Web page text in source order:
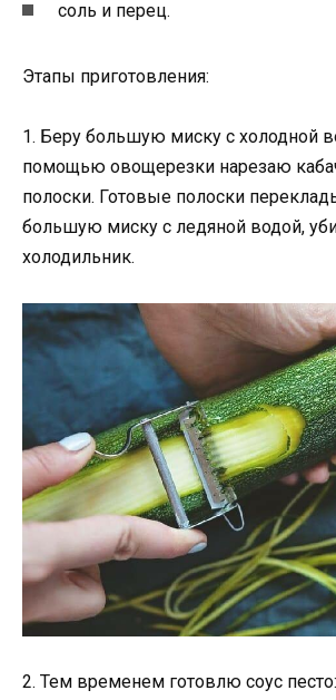
соль и перец.
Этапы приготовления:
1. Беру большую миску с холодной
помощью овощерезки нарезаю
полоски. Готовые полоски
большую миску с ледяной водой,
холодильник.
2. Тем временем готовлю соус